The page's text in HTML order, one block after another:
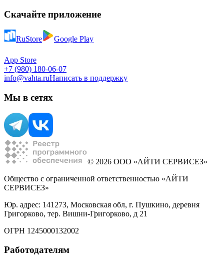
Скачайте приложение
RuStore Google Play
App Store
+7 (980) 180-06-07
info@vahta.ruНаписать в поддержку
Мы в сетях
© 2026 ООО «АЙТИ СЕРВИСЕЗ»
Общество с ограниченной ответственностью «АЙТИ
СЕРВИСЕЗ»
Юр. адрес: 141273, Московская обл, г. Пушкино, деревня
Григорково, тер. Вишни-Григорково, д 21
ОГРН 1245000132002
Работодателям